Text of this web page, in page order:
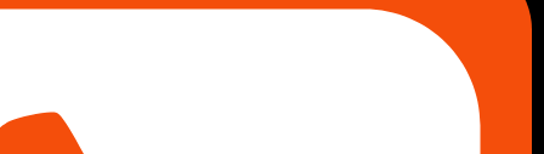
Komis samochodowy Radom
Komis samochodowy Płock